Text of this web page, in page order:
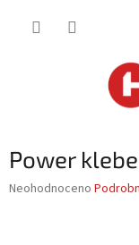
Power
Průměrné
Neohodnoceno